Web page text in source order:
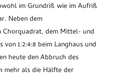
im Grundriß wie im Aufriß
Neben dem
Chorquadrat, dem Mittel- und
1:2:4:8 beim Langhaus und
heute den Abbruch des
mehr als die Hälfte der